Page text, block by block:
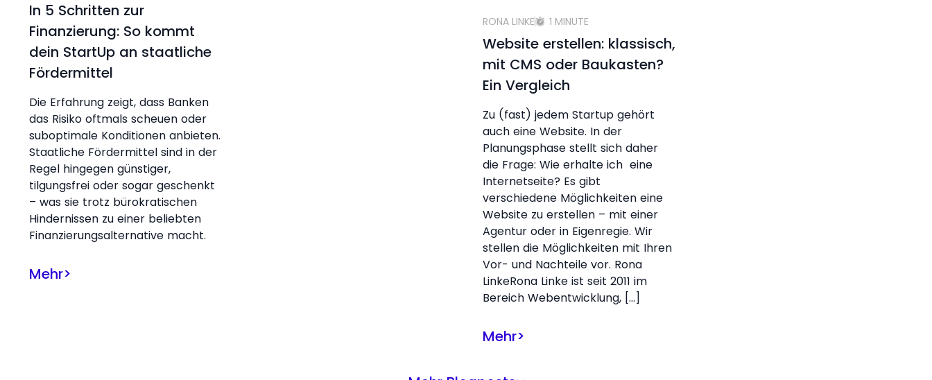
In 5 Schritten zur
Finanzierung: So kommt
dein StartUp an staatliche
Fördermittel
Die Erfahrung zeigt, dass Banken
das Risiko oftmals scheuen oder
suboptimale Konditionen anbieten.
Staatliche Fördermittel sind in der
Regel hingegen günstiger,
tilgungsfrei oder sogar geschenkt
– was sie trotz bürokratischen
Hindernissen zu einer beliebten
Finanzierungsalternative macht.
Mehr>
RONA LINKE 1 MINUTE
Website erstellen: klassisch,
mit CMS oder Baukasten?
Ein Vergleich
Zu (fast) jedem Startup gehört
auch eine Website. In der
Planungsphase stellt sich daher
die Frage: Wie erhalte ich eine
Internetseite? Es gibt
verschiedene Möglichkeiten eine
Website zu erstellen – mit einer
Agentur oder in Eigenregie. Wir
stellen die Möglichkeiten mit Ihren
Vor- und Nachteile vor. Rona
LinkeRona Linke ist seit 2011 im
Bereich Webentwicklung, […]
Mehr>